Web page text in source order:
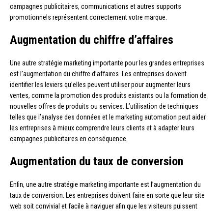
campagnes publicitaires, communications et autres supports
promotionnels représentent correctement votre marque.
Augmentation du chiffre d’affaires
Une autre stratégie marketing importante pour les grandes entreprises
est l’augmentation du chiffre d’affaires. Les entreprises doivent
identifier les leviers qu’elles peuvent utiliser pour augmenter leurs
ventes, comme la promotion des produits existants ou la formation de
nouvelles offres de produits ou services. L’utilisation de techniques
telles que l’analyse des données et le marketing automation peut aider
les entreprises à mieux comprendre leurs clients et à adapter leurs
campagnes publicitaires en conséquence.
Augmentation du taux de conversion
Enfin, une autre stratégie marketing importante est l’augmentation du
taux de conversion. Les entreprises doivent faire en sorte que leur site
web soit convivial et facile à naviguer afin que les visiteurs puissent